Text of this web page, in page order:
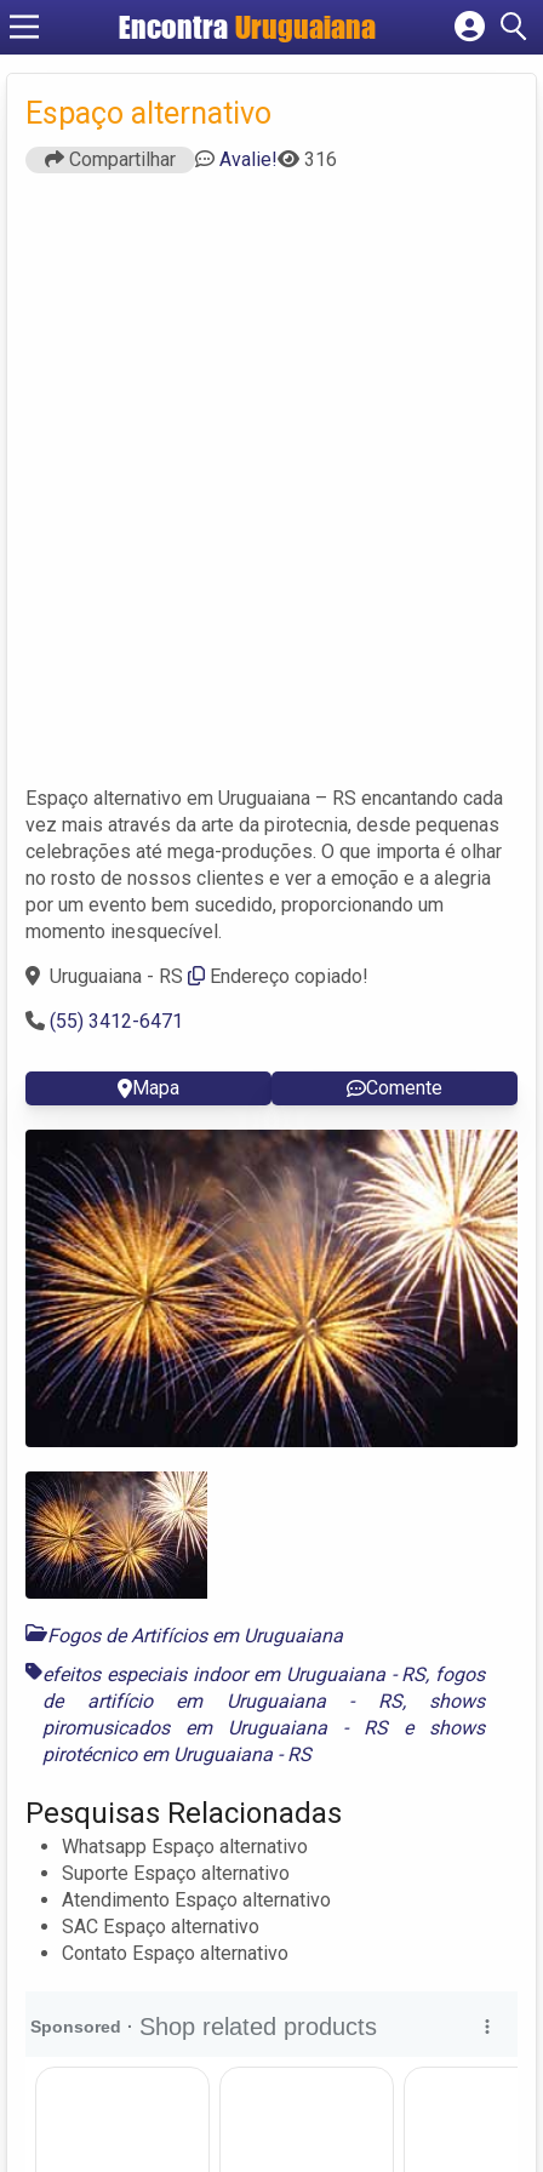
Encontra Uruguaiana
Cadastrar empresa
Criar conta
Espaço alternativo
Compartilhar Avalie! 316
Espaço alternativo em Uruguaiana – RS encantando cada
vez mais através da arte da pirotecnia, desde pequenas
celebrações até mega-produções. O que importa é olhar
no rosto de nossos clientes e ver a emoção e a alegria
por um evento bem sucedido, proporcionando um
momento inesquecível.
Uruguaiana - RS
Endereço copiado!
(55) 3412-6471
Mapa Comente
Fogos de Artifícios em Uruguaiana
efeitos especiais indoor em Uruguaiana - RS, fogos
de artifício em Uruguaiana - RS, shows
piromusicados em Uruguaiana - RSe shows
pirotécnico em Uruguaiana - RS
Pesquisas Relacionadas
Whatsapp Espaço alternativo
Suporte Espaço alternativo
Atendimento Espaço alternativo
SAC Espaço alternativo
Contato Espaço alternativo